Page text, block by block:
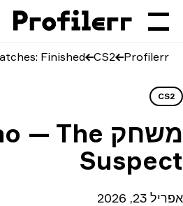
Profilerr
CS2
Matches: Finished
— The
2026